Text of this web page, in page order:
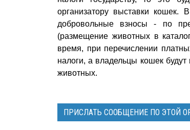
организатору выставки кошек.
добровольные взносы - по
(размещение животных в
время, при перечислении
налоги, а владельцы кошек
животных.
ПРИСЛАТЬ СООБЩЕНИЕ ПО ЭТОЙ